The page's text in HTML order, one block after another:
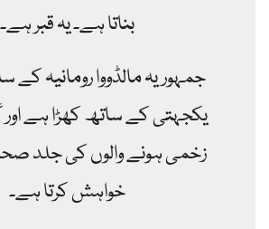
بناتا ہے۔ یہ قبر ہے۔
جمہوریہ مالڈووا رومانیہ
یکجہتی کے ساتھ کھڑا ہے اور
زخمی ہونے والوں کی جلد
خواہش کرتا ہے۔